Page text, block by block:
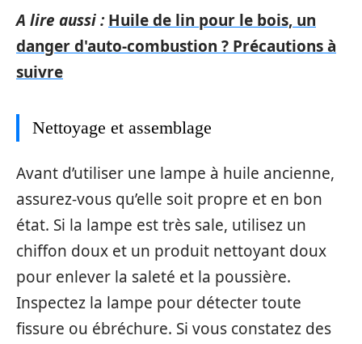
A lire aussi : Huile de lin pour le bois, un
danger d'auto-combustion ? Précautions à
suivre
Nettoyage et assemblage
Avant d’utiliser une lampe à huile ancienne,
assurez-vous qu’elle soit propre et en bon
état. Si la lampe est très sale, utilisez un
chiffon doux et un produit nettoyant doux
pour enlever la saleté et la poussière.
Inspectez la lampe pour détecter toute
fissure ou ébréchure. Si vous constatez des